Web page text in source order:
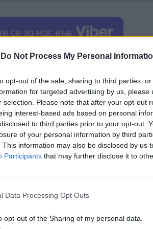
Do Not Process My Personal
opt-out of the sale, sharing to third parties,
for targeted advertising by us,
selection. Please note that after your opt-out
interest-based ads based on personal
to third parties prior to your opt-out.
of your personal information by third
This information may also be disclosed by us
Participants that may further disclose it to
Data Processing Opt Outs
opt-out of the Sharing of my personal data.
на захар за
и споразумения.
през април Индийската
на своите оценки,
ще достигне 32
тона.
забрана на износа може да е
на фона на нарастващата
изток.